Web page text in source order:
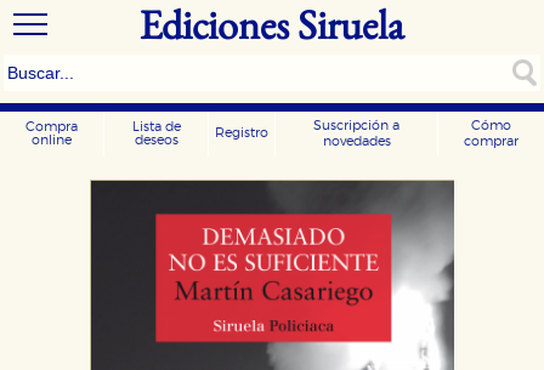
Ediciones Siruela
Compra
online
Lista de
deseos
Registro
Suscripción a
novedades
Cómo
comprar